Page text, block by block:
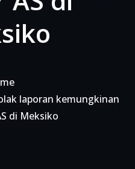
laporan kemungkinan
di Meksiko